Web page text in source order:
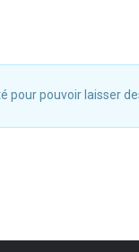
pour pouvoir laisser